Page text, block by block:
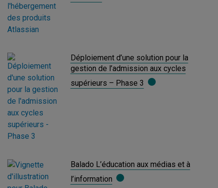
Déploiement d’une solution pour la
gestion de l’admission aux cycles
supérieurs – Phase 3
Balado L’éducation aux médias et à
l’information